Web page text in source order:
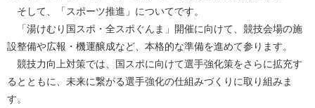
そして、「スポーツ推進」についてです。
「湯けむり国スポ・全スポぐんま」開催に向けて、競技会場の施
設整備や広報・機運醸成など、本格的な準備を進めて参ります。
競技力向上対策では、国スポに向けて選手強化策をさらに拡充す
るとともに、未来に繋がる選手強化の仕組みづくりに取り組みま
す。